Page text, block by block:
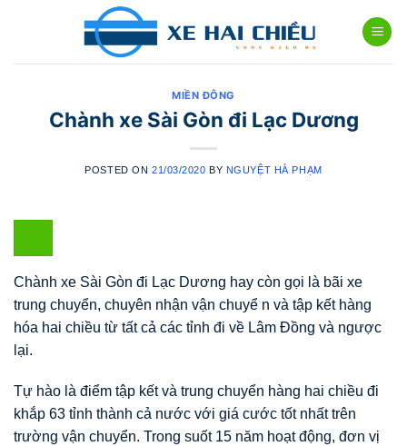
MIỀN ĐÔNG
Chành xe Sài Gòn đi Lạc Dương
POSTED ON 21/03/2020 BY NGUYỆT HÀ PHẠM
Chành xe Sài Gòn đi Lạc Dương hay còn gọi là bãi xe
trung chuyển, chuyên nhận vận chuyể n và tập kết hàng
hóa hai chiều từ tất cả các tỉnh đi về Lâm Đồng và ngược
lại.
Tự hào là điểm tập kết và trung chuyển hàng hai chiều đi
khắp 63 tỉnh thành cả nước với giá cước tốt nhất trên
trường vận chuyển. Trong suốt 15 năm hoạt động, đơn vị